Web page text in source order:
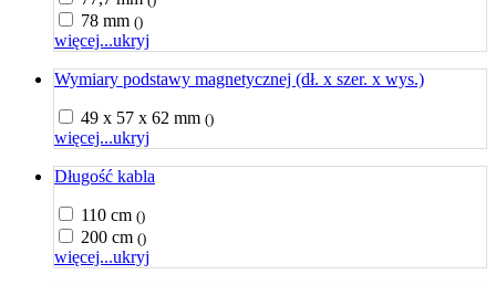
78 mm ()
więcej...ukryj
Wymiary podstawy magnetycznej (dł. x szer. x wys.)
49 x 57 x 62 mm ()
więcej...ukryj
Długość kabla
110 cm ()
200 cm ()
więcej...ukryj